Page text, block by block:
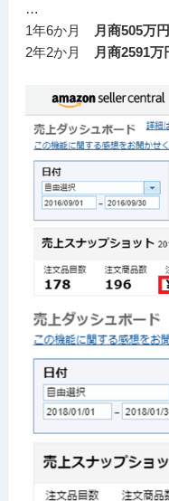
…
1年6か月
月商505万円
2年2か月
月商2591万